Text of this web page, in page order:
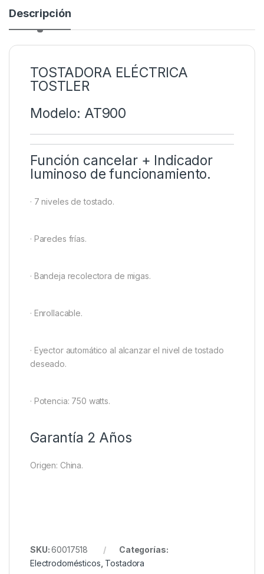
Descripción
TOSTADORA ELÉCTRICA
TOSTLER
Modelo: AT900
Función cancelar + Indicador
luminoso de funcionamiento.
· 7 niveles de tostado.
· Paredes frías.
· Bandeja recolectora de migas.
· Enrollacable.
· Eyector automático al alcanzar el nivel de tostado
deseado.
· Potencia: 750 watts.
Garantía 2 Años
Origen: China.
SKU:60017518
Categorías:
Electrodomésticos Tostadora